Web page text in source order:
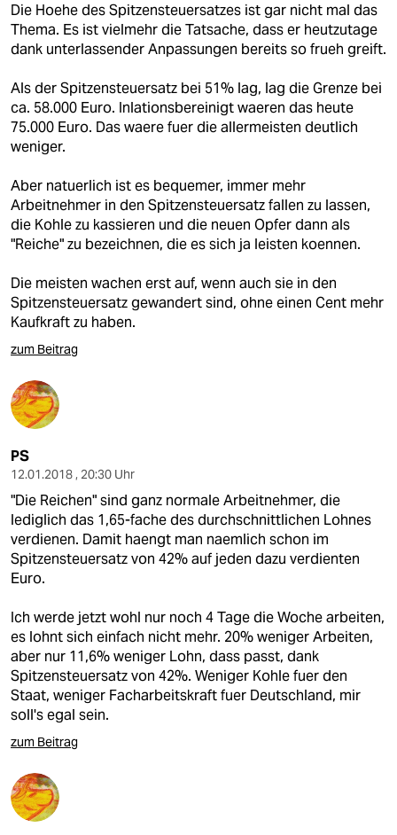
Die Hoehe des Spitzensteuersatzes ist gar nicht mal das
Thema. Es ist vielmehr die Tatsache, dass er heutzutage
dank unterlassender Anpassungen bereits so frueh greift.
Als der Spitzensteuersatz bei 51% lag, lag die Grenze bei
ca. 58.000 Euro. Inlationsbereinigt waeren das heute
75.000 Euro. Das waere fuer die allermeisten deutlich
weniger.
Aber natuerlich ist es bequemer, immer mehr
Arbeitnehmer in den Spitzensteuersatz fallen zu lassen,
die Kohle zu kassieren und die neuen Opfer dann als
"Reiche" zu bezeichnen, die es sich ja leisten koennen.
Die meisten wachen erst auf, wenn auch sie in den
Spitzensteuersatz gewandert sind, ohne einen Cent mehr
Kaufkraft zu haben.
zum Beitrag
PS
12.01.2018 , 20:30 Uhr
"Die Reichen" sind ganz normale Arbeitnehmer, die
lediglich das 1,65-fache des durchschnittlichen Lohnes
verdienen. Damit haengt man naemlich schon im
Spitzensteuersatz von 42% auf jeden dazu verdienten
Euro.
Ich werde jetzt wohl nur noch 4 Tage die Woche arbeiten,
es lohnt sich einfach nicht mehr. 20% weniger Arbeiten,
aber nur 11,6% weniger Lohn, dass passt, dank
Spitzensteuersatz von 42%. Weniger Kohle fuer den
Staat, weniger Facharbeitskraft fuer Deutschland, mir
soll's egal sein.
zum Beitrag